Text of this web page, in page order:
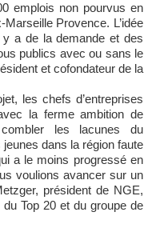
emplois non pourvus en
Provence. L’idée
a de la demande et des
publics avec ou sans le
et cofondateur de la
les chefs d’entreprises
la ferme ambition de
les lacunes du
dans la région faute
a le moins progressé en
voulions avancer sur un
président de NGE,
Top 20 et du groupe de